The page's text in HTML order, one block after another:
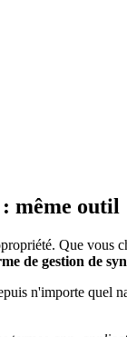
même outil
Que vous
de gestion de
n'importe quel